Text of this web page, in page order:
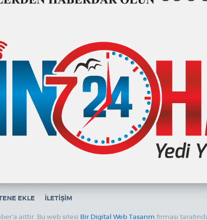
EKLE İLETİŞİM
aittir. Bu web sitesi Bir Digital Web Tasarım firması